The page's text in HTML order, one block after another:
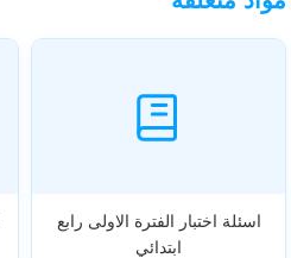
اسئلة اختبار الفترة الاولى رابع
ابتدائي